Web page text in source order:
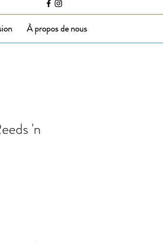
À propos de nous
'n